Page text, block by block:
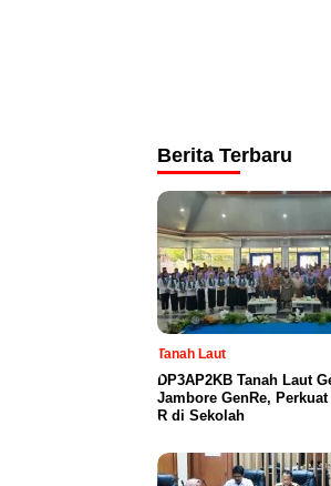
Berita Terbaru
Tanah Laut
DP3AP2KB Tanah Laut
Jambore GenRe,
R di Sekolah